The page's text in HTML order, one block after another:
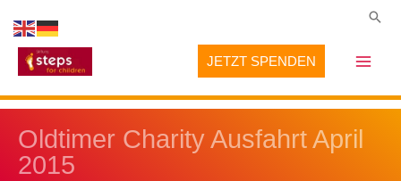
Inhalt
springen
JETZT SPENDEN
Oldtimer Charity Ausfahrt April
2015